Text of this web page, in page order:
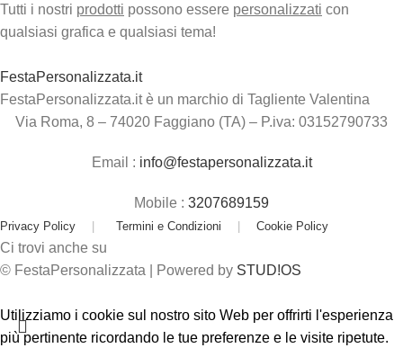
Tutti i nostri prodotti possono essere personalizzati con
qualsiasi grafica e qualsiasi tema!
FestaPersonalizzata.it
FestaPersonalizzata.it è un marchio di Tagliente Valentina
Via Roma, 8 – 74020 Faggiano (TA) – P.iva: 03152790733
Email : info@festapersonalizzata.it
Mobile : 3207689159
Privacy Policy | Termini e Condizioni | Cookie Policy
Ci trovi anche su
© FestaPersonalizzata | Powered by STUD!OS
Utilizziamo i cookie sul nostro sito Web per offrirti l'esperienza
più pertinente ricordando le tue preferenze e le visite ripetute.